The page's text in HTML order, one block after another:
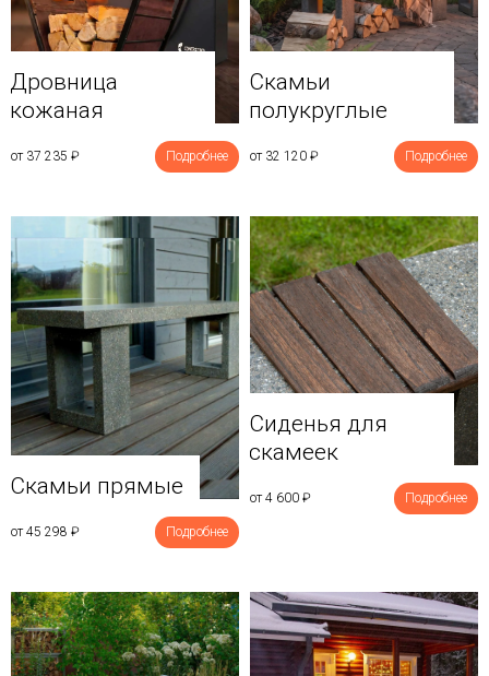
Дровница
кожаная
от 37 235 ₽ Подробнее
Скамьи
полукруглые
от 32 120 ₽ Подробнее
Скамьи прямые
от 45 298 ₽ Подробнее
Сиденья для
скамеек
от 4 600 ₽ Подробнее